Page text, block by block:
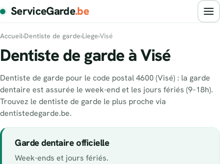
ServiceGarde.be
Accueil›Dentiste de garde›Liege›Visé
Dentiste de garde à Visé
Dentiste de garde pour le code postal 4600 (Visé) : la garde
dentaire est assurée le week-end et les jours fériés (9–18h).
Trouvez le dentiste de garde le plus proche via
dentistedegarde.be.
Garde dentaire officielle
Week-ends et jours fériés.